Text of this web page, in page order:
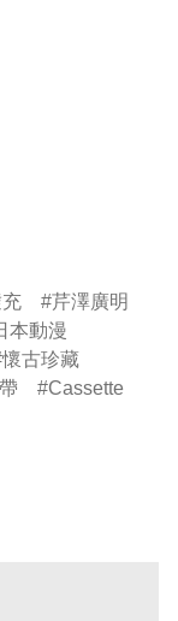
芹澤廣明
本動漫
懷古珍藏
Cassette